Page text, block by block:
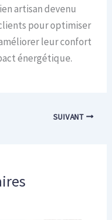
artisan devenu
pour optimiser
leur confort
énergétique.
SUIVANT